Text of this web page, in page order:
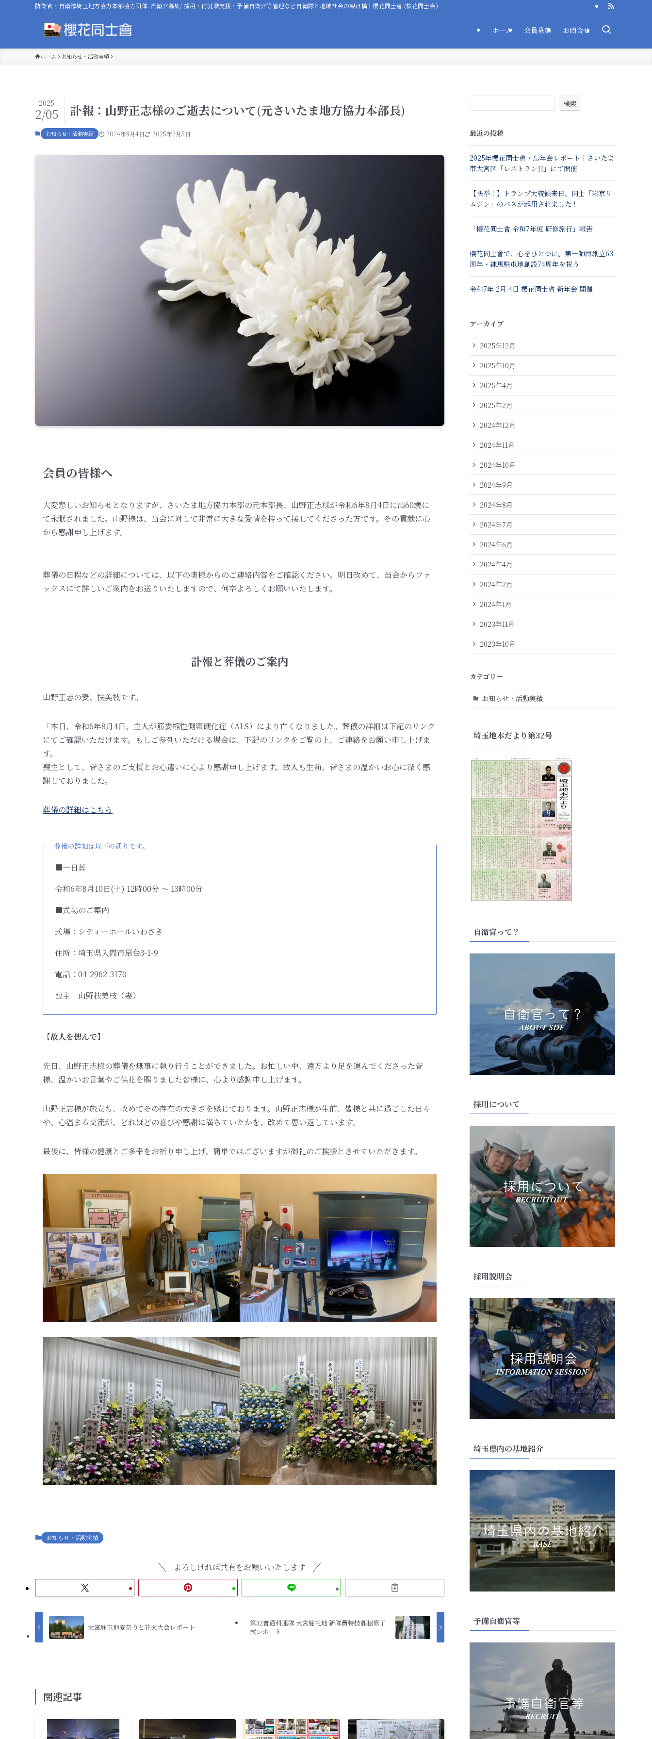
防衛省・自衛隊埼玉地方協力本部協力団体. 自衛官募集/ 採用・再就職支援・予備自衛官等管理など自衛隊と地域社会の架け橋 | 櫻花同士會 (桜花同士会)
ホーム 会員募集 お問合せ
ホーム お知らせ・活動実績
訃報：山野正志様のご逝去について(元さいたま地方協力本部長)
2025
2/05
お知らせ・活動実績 2024年8月4日 2025年2月5日
会員の皆様へ
大変悲しいお知らせとなりますが、さいたま地方協力本部の元本部長、山野正志様が令和6年8月4日に満60歳に
て永眠されました。山野様は、当会に対して非常に大きな愛情を持って接してくださった方です。その貢献に心
から感謝申し上げます。
葬儀の日程などの詳細については、以下の奥様からのご連絡内容をご確認ください。明日改めて、当会からファ
ックスにて詳しいご案内をお送りいたしますので、何卒よろしくお願いいたします。
訃報と葬儀のご案内
山野正志の妻、扶美枝です。
「本日、令和6年8月4日、主人が筋委縮性側索硬化症（ALS）により亡くなりました。葬儀の詳細は下記のリンク
にてご確認いただけます。もしご参列いただける場合は、下記のリンクをご覧の上、ご連絡をお願い申し上げま
す。
喪主として、皆さまのご支援とお心遣いに心より感謝申し上げます。故人も生前、皆さまの温かいお心に深く感
謝しておりました。
葬儀の詳細はこちら
葬儀の詳細は以下の通りです。
■一日葬
令和6年8月10日(土) 12時00分 ～ 13時00分
■式場のご案内
式場：シティーホールいわさき
住所：埼玉県入間市扇台3-1-9
電話：04-2962-3170
喪主 山野扶美枝（妻）
【故人を偲んで】
先日、山野正志様の葬儀を無事に執り行うことができました。お忙しい中、遠方より足を運んでくださった皆
様、温かいお言葉やご供花を賜りました皆様に、心より感謝申し上げます。
山野正志様が旅立ち、改めてその存在の大きさを感じております。山野正志様が生前、皆様と共に過ごした日々
や、心温まる交流が、どれほどの喜びや感謝に満ちていたかを、改めて思い返しています。
最後に、皆様の健康とご多幸をお祈り申し上げ、簡単ではございますが御礼のご挨拶とさせていただきます。
お知らせ・活動実績
よろしければ共有をお願いいたします
大宮駐屯地夏祭りと花火大会レポート
第32普通科連隊 大宮駐屯地 新隊員特技課程修了
式レポート
関連記事
検索
最近の投稿
2025年櫻花同士會・忘年会レポート｜さいたま
市大宮区「レストランJJ」にて開催
【快挙！】トランプ大統領来日、同士「彩京リ
ムジン」のバスが起用されました！
「櫻花同士會 令和7年度 研修旅行」報告
櫻花同士會で、心をひとつに。第一師団創立63
周年・練馬駐屯地創設74周年を祝う
令和7年 2月 4日 櫻花同士會 新年会 開催
アーカイブ
2025年12月
2025年10月
2025年4月
2025年2月
2024年12月
2024年11月
2024年10月
2024年9月
2024年8月
2024年7月
2024年6月
2024年4月
2024年2月
2024年1月
2023年11月
2023年10月
カテゴリー
お知らせ・活動実績
埼玉地本だより第32号
自衛官って？
採用について
採用説明会
埼玉県内の基地紹介
予備自衛官等